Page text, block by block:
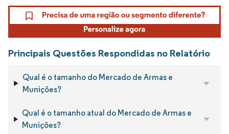
Principais Questões Respondidas no Relatório
Qual é o tamanho do Mercado de Armas e
Munições?
Qual é o tamanho atual do Mercado de Armas e
Munições?